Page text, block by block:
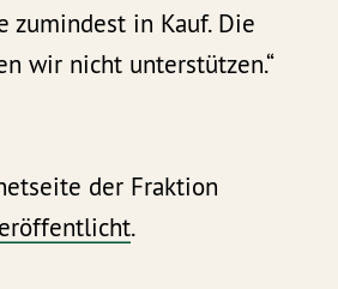
zumindest in Kauf. Die
wir nicht unterstützen.“
der Fraktion
.